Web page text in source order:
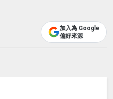
加入為 Google
偏好來源